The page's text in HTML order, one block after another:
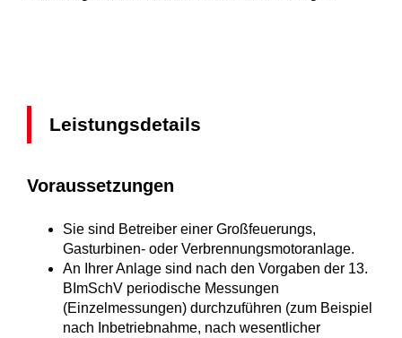
Leistungsdetails
Voraussetzungen
Sie sind Betreiber einer Großfeuerungs,
Gasturbinen- oder Verbrennungsmotoranlage.
An Ihrer Anlage sind nach den Vorgaben der 13.
BImSchV periodische Messungen
(Einzelmessungen) durchzuführen (zum Beispiel
nach Inbetriebnahme, nach wesentlicher